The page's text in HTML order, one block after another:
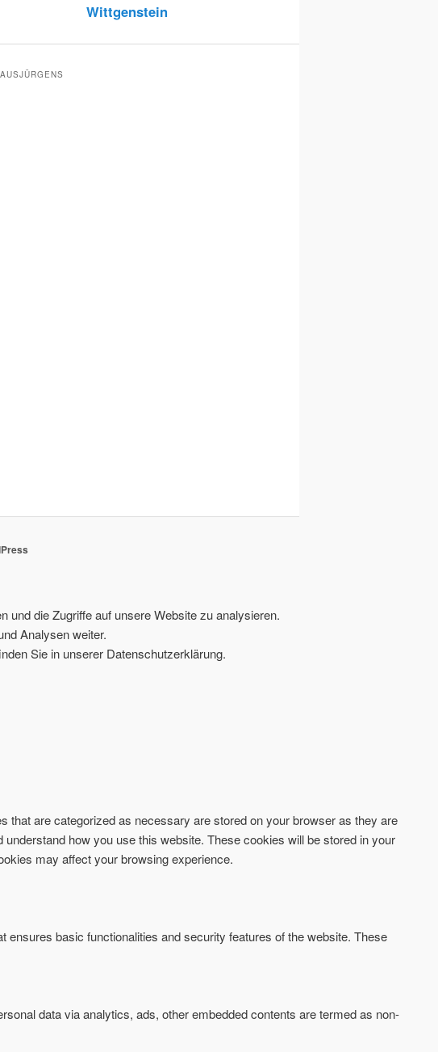
Wittgenstein
und die Zugriffe auf unsere Website zu analysieren.
Analysen weiter.
Sie in unserer Datenschutzerklärung.
are categorized as necessary are stored on your browser as they are
how you use this website. These cookies will be stored in your
may affect your browsing experience.
basic functionalities and security features of the website. These
data via analytics, ads, other embedded contents are termed as non-